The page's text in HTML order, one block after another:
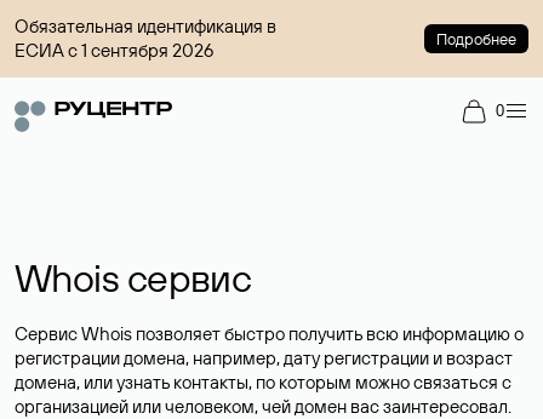
Обязательная идентификация в
ЕСИА с 1 сентября 2026
Подробнее
0
Whois сервис
Сервис Whois позволяет быстро получить всю информацию о
регистрации домена, например, дату регистрации и возраст
домена, или узнать контакты, по которым можно связаться с
организацией или человеком, чей домен вас заинтересовал.